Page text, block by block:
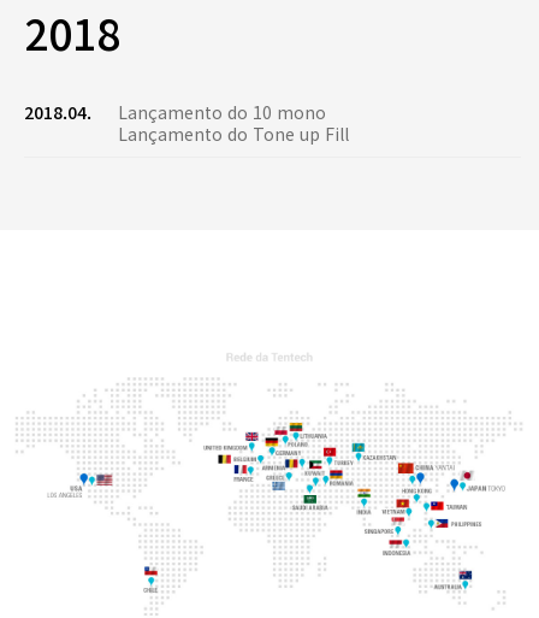
2018
2018.04.
Lançamento do 10 mono
Lançamento do Tone up Fill